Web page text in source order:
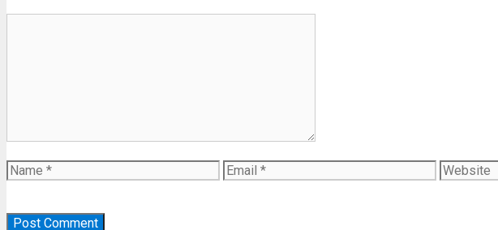
Name Email Website